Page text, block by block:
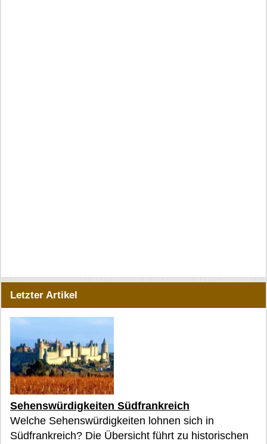
Letzter Artikel
Sehenswürdigkeiten Südfrankreich
Welche Sehenswürdigkeiten lohnen sich in
Südfrankreich? Die Übersicht führt zu historischen